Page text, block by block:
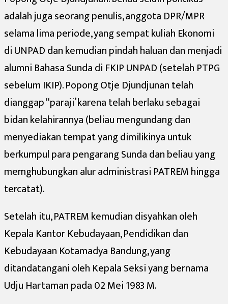
adalah juga seorang penulis, anggota DPR/MPR
selama lima periode, yang sempat kuliah Ekonomi
di UNPAD dan kemudian pindah haluan dan menjadi
alumni Bahasa Sunda di FKIP UNPAD (setelah PTPG
sebelum IKIP). Popong Otje Djundjunan telah
dianggap “paraji’ karena telah berlaku sebagai
bidan kelahirannya (beliau mengundang dan
menyediakan tempat yang dimilikinya untuk
berkumpul para pengarang Sunda dan beliau yang
memghubungkan alur administrasi PATREM hingga
tercatat).
Setelah itu, PATREM kemudian disyahkan oleh
Kepala Kantor Kebudayaan, Pendidikan dan
Kebudayaan Kotamadya Bandung, yang
ditandatangani oleh Kepala Seksi yang bernama
Udju Hartaman pada 02 Mei 1983 M.